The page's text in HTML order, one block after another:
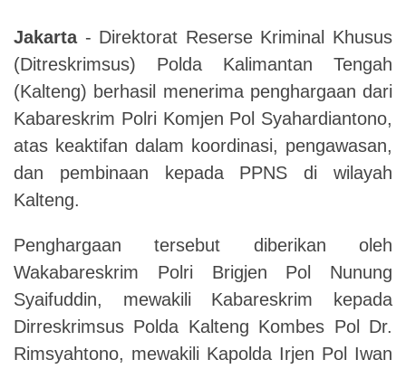
Jakarta- Direktorat Reserse Kriminal Khusus
(Ditreskrimsus) Polda Kalimantan Tengah
(Kalteng) berhasil menerima penghargaan dari
Kabareskrim Polri Komjen Pol Syahardiantono,
atas keaktifan dalam koordinasi, pengawasan,
dan pembinaan kepada PPNS di wilayah
Kalteng.
Penghargaan tersebut diberikan oleh
Wakabareskrim Polri Brigjen Pol Nunung
Syaifuddin, mewakili Kabareskrim kepada
Dirreskrimsus Polda Kalteng Kombes Pol Dr.
Rimsyahtono, mewakili Kapolda Irjen Pol Iwan